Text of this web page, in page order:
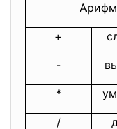
+
-
*
/